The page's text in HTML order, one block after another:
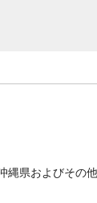
県およびそ